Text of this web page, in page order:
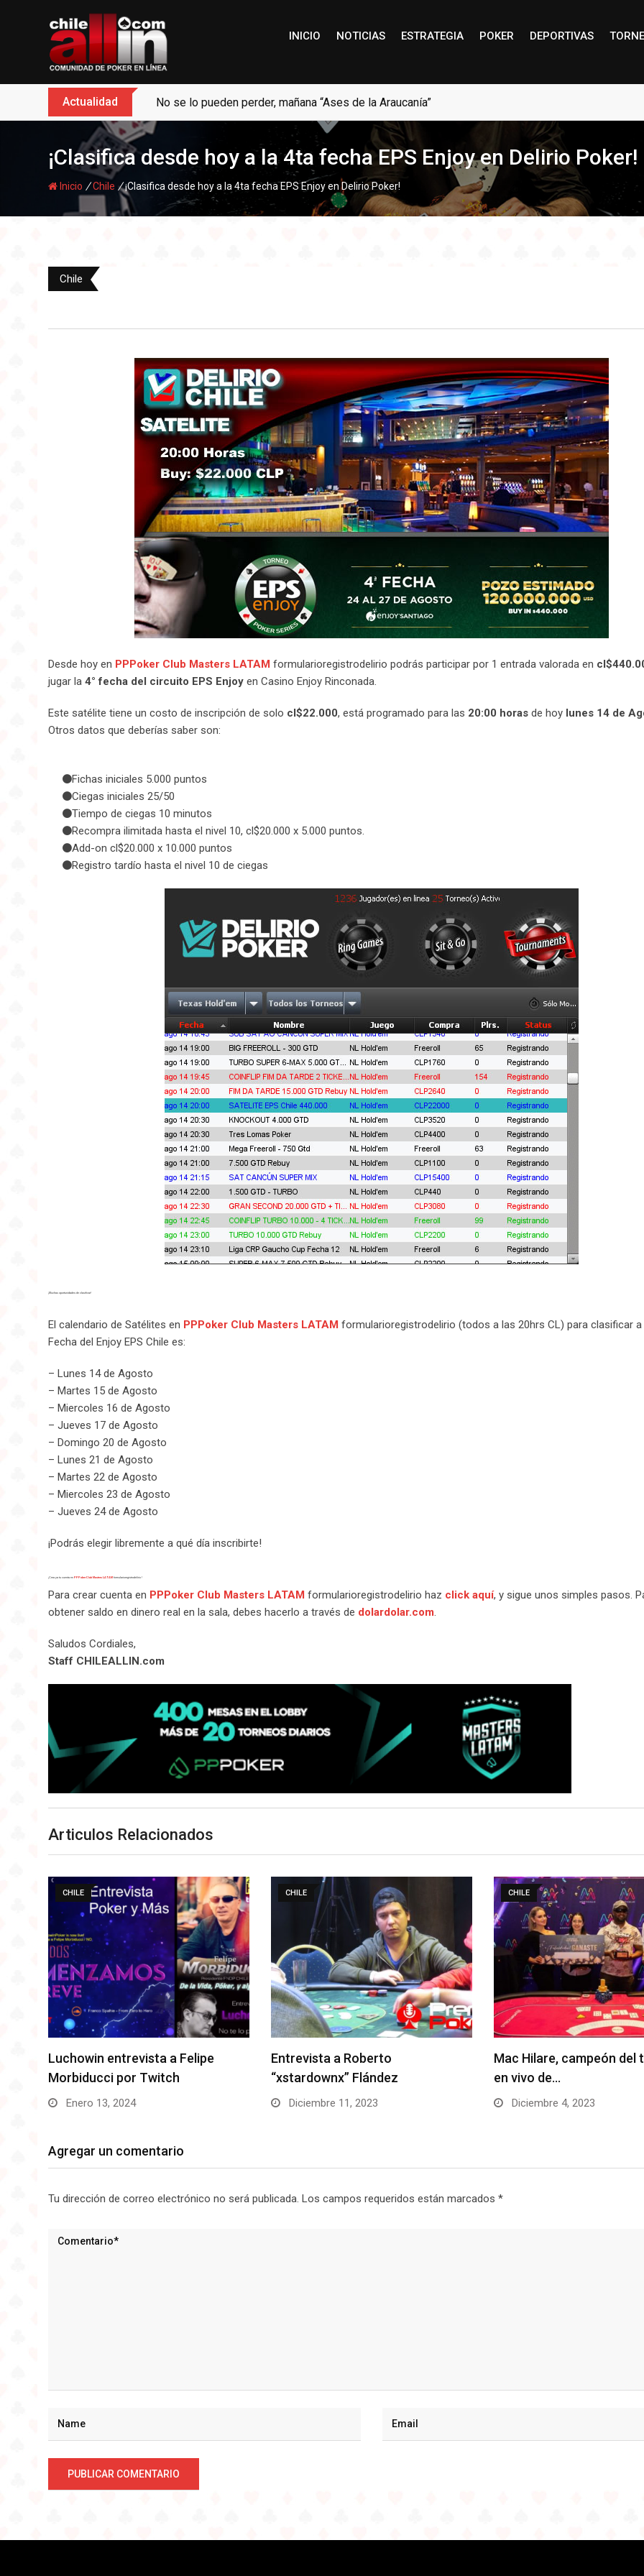
INICIO NOTICIAS ESTRATEGIA POKER DEPORTIVAS
Actualidad No se lo pueden perder, mañana “Ases de la Araucanía”
¡Clasifica desde hoy a la 4ta fecha EPS Enjoy en Delirio Poker!
Inicio /Chile /¡Clasifica desde hoy a la 4ta fecha EPS Enjoy en Delirio Poker!
Chile
Desde hoy en PPPoker Club Masters LATAM formularioregistrodelirio podrás participar por 1 entrada valorada en
jugar la 4° fecha del circuito EPS Enjoy en Casino Enjoy Rinconada.
Este satélite tiene un costo de inscripción de solo cl$22.000, está programado para las 20:00 horas de hoy lunes 14 de
Otros datos que deberías saber son:
Fichas iniciales 5.000 puntos
Ciegas iniciales 25/50
Tiempo de ciegas 10 minutos
Recompra ilimitada hasta el nivel 10, cl$20.000 x 5.000 puntos.
Add-on cl$20.000 x 10.000 puntos
Registro tardío hasta el nivel 10 de ciegas
¡Muchas oportunidades de clasificar!
El calendario de Satélites en PPPoker Club Masters LATAM formularioregistrodelirio (todos a las 20hrs CL) para clasificar
Fecha del Enjoy EPS Chile es:
– Lunes 14 de Agosto
– Martes 15 de Agosto
– Miercoles 16 de Agosto
– Jueves 17 de Agosto
– Domingo 20 de Agosto
– Lunes 21 de Agosto
– Martes 22 de Agosto
– Miercoles 23 de Agosto
– Jueves 24 de Agosto
¡Podrás elegir libremente a qué día inscribirte!
¡Crea ya tu cuenta en PPPoker Club Masters LATAM formularioregistrodelirio !
Para crear cuenta en PPPoker Club Masters LATAM formularioregistrodelirio haz click aquí, y sigue unos simples pasos.
obtener saldo en dinero real en la sala, debes hacerlo a través de dolardolar.com.
Saludos Cordiales,
Staff CHILEALLIN.com
Articulos Relacionados
CHILE
Entrevista a Roberto
“xstardownx” Flández
Diciembre 11, 2023
CHILE
Mac Hilare, campeón del torneo
en vivo de…
Diciembre 4, 2023
CHILE
¡Representantes
para el Torneo por
Noviembre 17, 2023
Agregar un comentario
Tu dirección de correo electrónico no será publicada. Los campos requeridos están marcados *